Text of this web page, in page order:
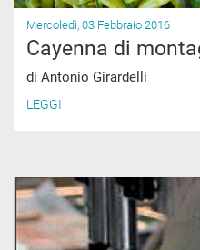
Mercoledì, 03 Febbraio 2016
Cayenna di
di Antonio Girardelli
LEGGI